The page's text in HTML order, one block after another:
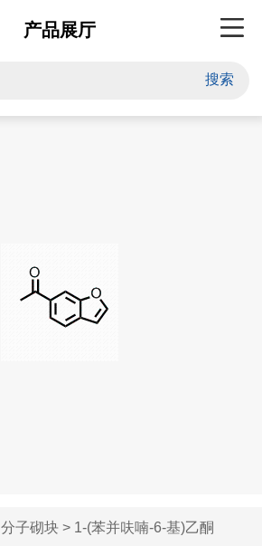
产品展厅
搜索
分子砌块> 1-(苯并呋喃-6-基)乙酮